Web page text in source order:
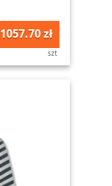
1057.70 zł
szt